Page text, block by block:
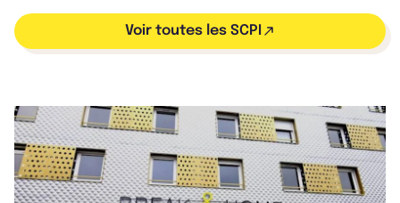
Voir toutes les SCPI